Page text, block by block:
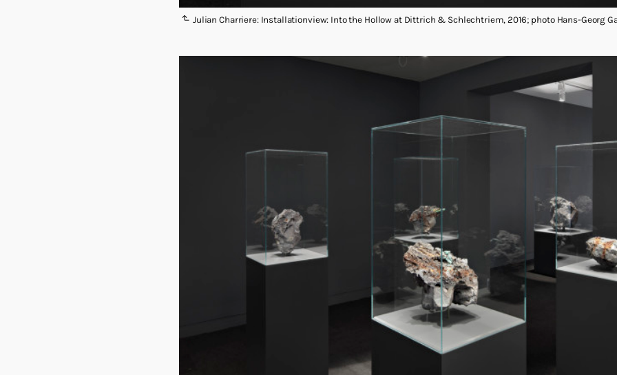
Julian Charriere: Installationview: Into the Hollow at Dittrich & Schlechtriem, 2016; photo Hans-Georg